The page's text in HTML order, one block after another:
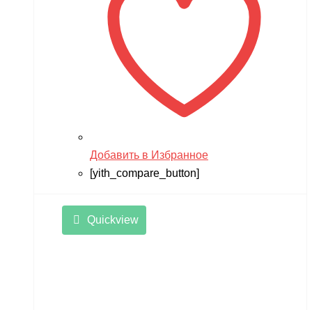
Добавить в Избранное
[yith_compare_button]
Quickview